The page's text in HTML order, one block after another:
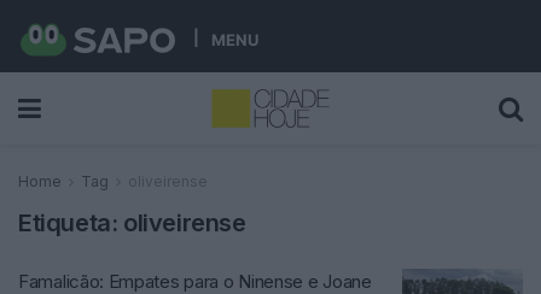
MENU
Home Tag oliveirense
Etiqueta: oliveirense
Famalicão: Empates para o Ninense e Joane